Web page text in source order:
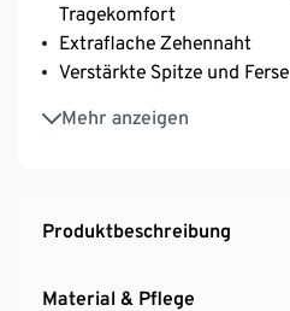
Tragekomfort
Extraflache Zehennaht
Verstärkte Spitze und Ferse
Mehr anzeigen
Mit Baumwolle
Produktbeschreibung
Material & Pflege